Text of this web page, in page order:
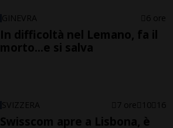
GINEVRA 6 ore
In difficoltà nel Lemano, fa il
morto...e si salva
SVIZZERA 7 ore 10 16
Swisscom apre a Lisbona, è